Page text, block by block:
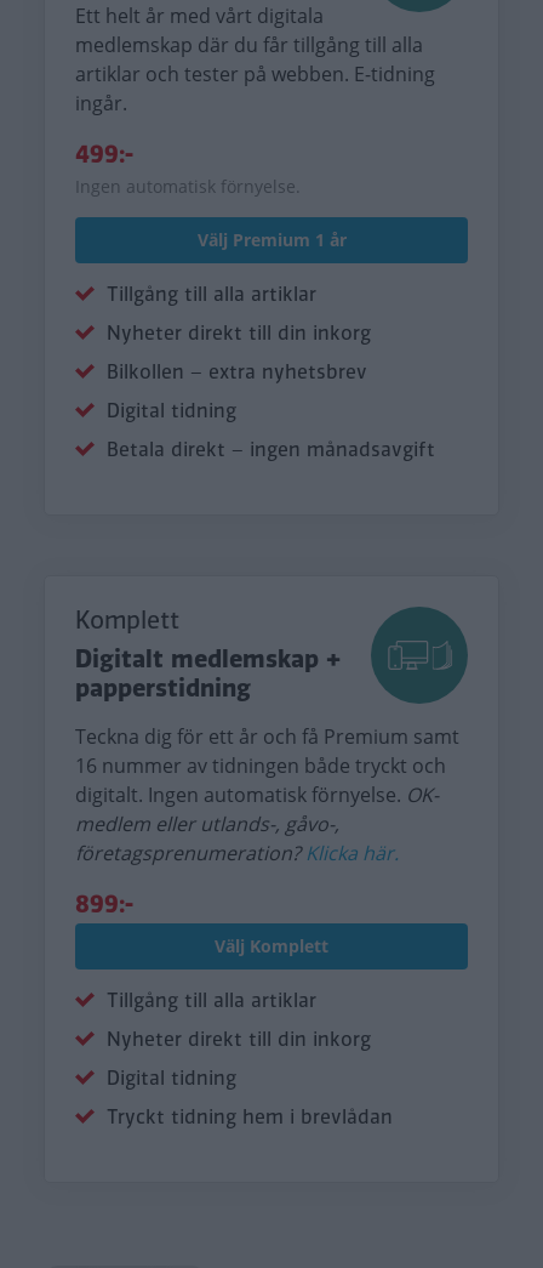
Ett helt år med vårt digitala
medlemskap där du får tillgång till alla
artiklar och tester på webben. E-tidning
ingår.
499:-
Ingen automatisk förnyelse.
Välj Premium 1 år
Tillgång till alla artiklar
Nyheter direkt till din inkorg
Bilkollen – extra nyhetsbrev
Digital tidning
Betala direkt – ingen månadsavgift
Komplett
Digitalt medlemskap +
papperstidning
Teckna dig för ett år och få Premium samt
16 nummer av tidningen både tryckt och
digitalt. Ingen automatisk förnyelse. OK-
medlem eller utlands-, gåvo-,
företagsprenumeration?Klicka här.
899:-
Välj Komplett
Tillgång till alla artiklar
Nyheter direkt till din inkorg
Digital tidning
Tryckt tidning hem i brevlådan